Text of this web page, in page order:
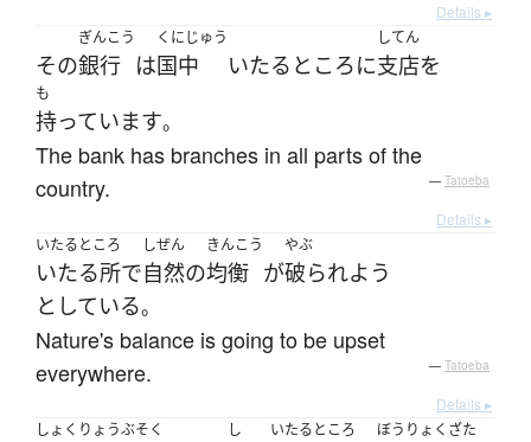
Details ▸
その
ぎんこう
銀行 は
くにじゅう
国中 いたるところに
してん
支店を
も
持っています。
The bank has branches in all parts of the
country.
— Tatoeba
Details ▸
いたるところ
いたる所で
しぜん
自然の
きんこう
均衡 が
やぶ
破られよう
としている。
Nature's balance is going to be upset
everywhere.
— Tatoeba
Details ▸
しょくりょうぶそく
し いたるところ ぼうりょくざた